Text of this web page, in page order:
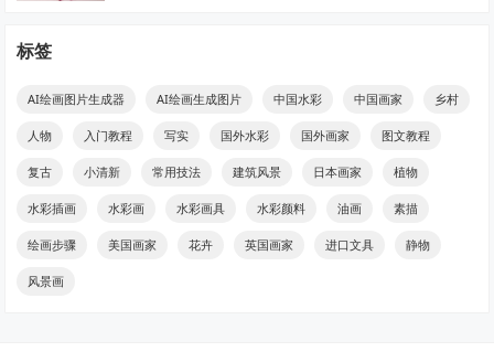
标签
AI绘画图片生成器 AI绘画生成图片 中国水彩 中国画家 乡村
人物 入门教程 写实 国外水彩 国外画家 图文教程
复古 小清新 常用技法 建筑风景 日本画家 植物
水彩插画 水彩画 水彩画具 水彩颜料 油画 素描
绘画步骤 美国画家 花卉 英国画家 进口文具 静物
风景画